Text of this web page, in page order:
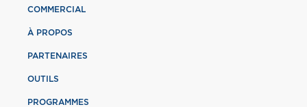
COMMERCIAL
À PROPOS
PARTENAIRES
OUTILS
PROGRAMMES